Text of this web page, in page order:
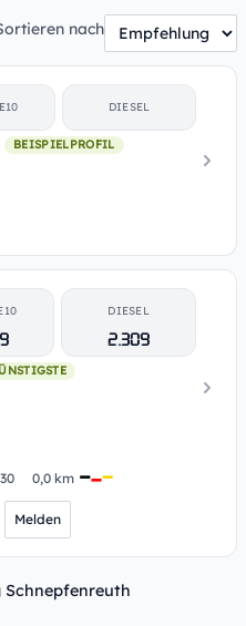
nach
DIESEL
BEISPIELPROFIL
DIESEL
2.309
0,0 km
Melden
Schnepfenreuth